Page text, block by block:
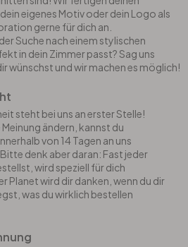
eigenes Motiv oder dein Logo als
gerne für dich an.
Suche nach einem stylischen
in dein Zimmer passt? Sag uns
wünschst und wir machen es möglich!
steht bei uns an erster Stelle!
ändern, kannst du
von 14 Tagen an uns
denk aber daran: Fast jeder
wird speziell für dich
Planet wird dir danken, wenn du dir
was du wirklich bestellen